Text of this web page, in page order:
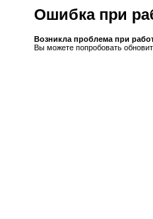
Ошибка при
Возникла проблема при
Вы можете попробовать